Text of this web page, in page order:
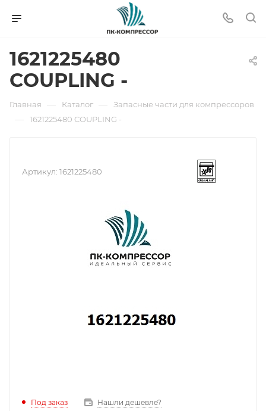
1621225480
COUPLING -
Главная — Каталог — Запасные части для компрессоров
— 1621225480 COUPLING -
Артикул: 1621225480
Под заказ Нашли дешевле?